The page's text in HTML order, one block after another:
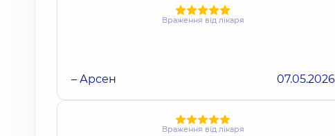
Враження від лікаря
– Арсен 07.05.2026
Враження від лікаря